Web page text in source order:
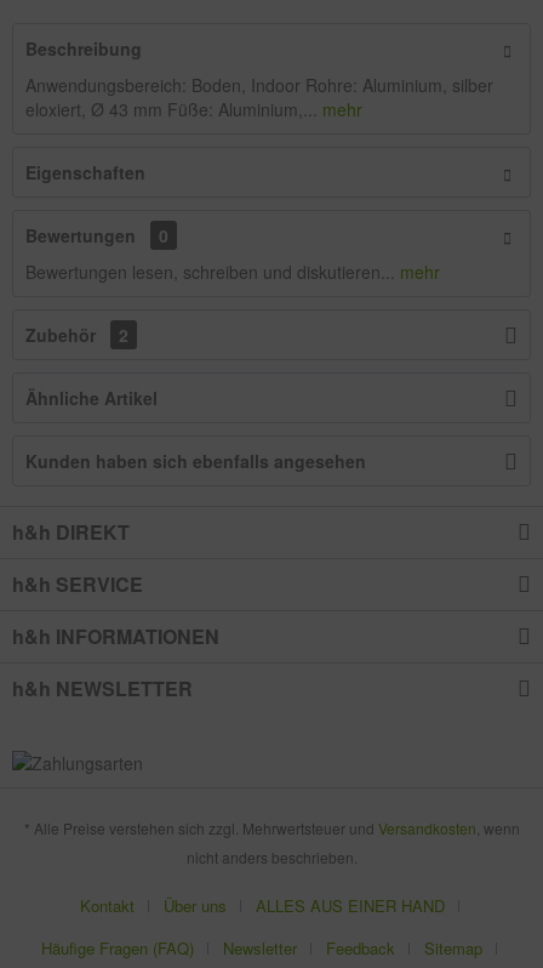
Beschreibung
Anwendungsbereich: Boden, Indoor Rohre: Aluminium, silber
eloxiert, Ø 43 mm Füße: Aluminium,... mehr
Eigenschaften
Bewertungen
0
Bewertungen lesen, schreiben und diskutieren... mehr
Zubehör 2
Ähnliche Artikel
Kunden haben sich ebenfalls angesehen
h&h DIREKT
h&h SERVICE
h&h INFORMATIONEN
h&h NEWSLETTER
* Alle Preise verstehen sich zzgl. Mehrwertsteuer und Versandkosten , wenn
nicht anders beschrieben.
Kontakt Über uns
ALLES AUS EINER HAND
Häufige Fragen (FAQ)
Newsletter Feedback Sitemap